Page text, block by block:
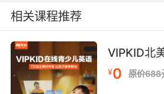
代浪潮以风的形态。现代诗人
中创造的"a current under
died"，将海风与生命流逝建立
学实践证明，风在英语叙事中
是情感流动的隐形推手。
相关课程推荐
VIPKID北
¥0 原价688